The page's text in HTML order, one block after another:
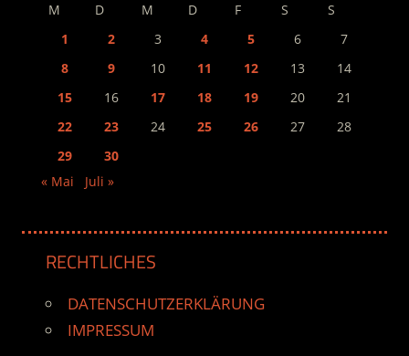
M D M D F S
S
1
2 3 4 5 6
7
8
9 10 11 12 13
14
15
16 17 18 19 20
21
22
23 24 25 26 27
28
29
30
« Mai
Juli »
RECHTLICHES
DATENSCHUTZERKLÄRUNG
IMPRESSUM